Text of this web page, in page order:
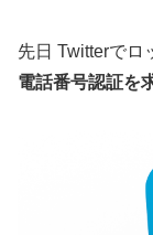
先日 Twitterでロ
電話番号認証を